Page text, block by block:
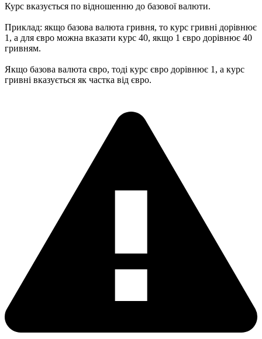
Курс вказується по відношенню до базової валюти.
Приклад: якщо базова валюта гривня, то курс гривні дорівнює
1, а для євро можна вказати курс 40, якщо 1 євро дорівнює 40
гривням.
Якщо базова валюта євро, тоді курс євро дорівнює 1, а курс
гривні вказується як частка від євро.